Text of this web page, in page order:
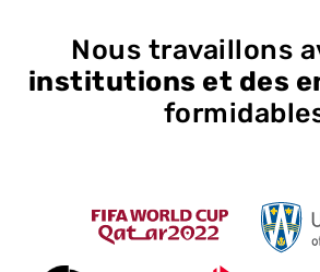
Nous travaillons
institutions et des